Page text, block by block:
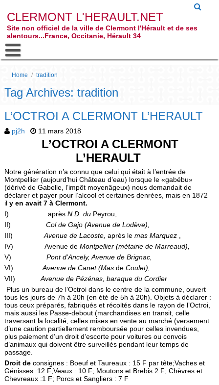
CLERMONT L'HERAULT.NET
Site non officiel de la ville de Clermont l'Hérault et de ses
alentours...France, Occitanie, Hérault 34
Home / tradition
Tag Archives: tradition
L’OCTROI A CLERMONT L’HERAULT
pj2h 11 mars 2018
L’OCTROI A CLERMONT
L’HERAULT
Notre génération n’a connu que celui qui était à l’entrée de
Montpellier (aujourd’hui Château d’eau) lorsque le «gabébu»
(dérivé de Gabelle, l’impôt moyenâgeux) nous demandait de
déclarer et payer pour l’alcool et certaines denrées, mais en 1872
il y en avait 7 à Clermont.
I) après N.D. du Peyrou,
II) Col de Gajo (Avenue de Lodève),
III)
Avenue de Lacoste, après le mas Marquez
IV) Avenue de Montpellier (métairie de Marreaud),
V)
Pont d’Ancely, Avenue de Brignac,
VI) Avenue de Canet (Mas de Coulet),
VII)
Avenue de Pézénas, baraque du Cordier
Plus un bureau de l’Octroi dans le centre de la commune, ouvert
tous les jours de 7h à 20h (en été de 5h à 20h). Objets à déclarer :
tous ceux préparés, fabriqués et récoltés dans le rayon de l’Octroi,
mais aussi les Passe-debout (marchandises en transit, celle
traversant la localité, celles mises en vente au marché (versement
d’une caution partiellement remboursée pour celles invendues,
plus paiement d’un droit d’escorte pour voitures ou convois
d’animaux qui doivent être surveillés pendant leur temps de
passage.
Droit de consignes : Boeuf et Taureaux : 15 F par tête;Vaches et
Génisses :12 F;Veaux : 10 F; Moutons et Brebis 2 F; Chèvres et
Chevreaux :1 F; Porcs et Sangliers : 7 F